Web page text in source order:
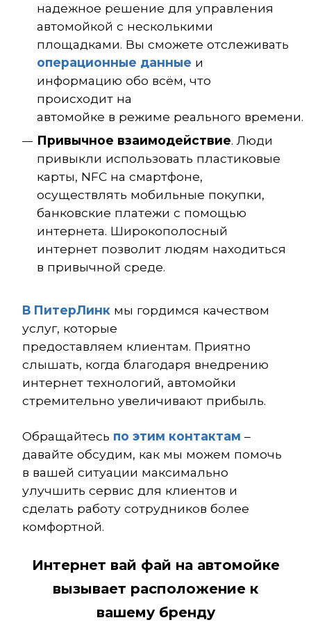
надежное решение для управления
автомойкой с несколькими
площадками. Вы сможете отслеживать
операционные данные и
информацию обо всём, что
происходит на
автомойке в режиме реального времени.
Привычное взаимодействие. Люди
привыкли использовать пластиковые
карты, NFC на смартфоне,
осуществлять мобильные покупки,
банковские платежи с помощью
интернета. Широкополосный
интернет позволит людям находиться
в привычной среде.
В ПитерЛинк мы гордимся качеством
услуг, которые
предоставляем клиентам. Приятно
слышать, когда благодаря внедрению
интернет технологий, автомойки
стремительно увеличивают прибыль.
Обращайтесь по этим контактам –
давайте обсудим, как мы можем помочь
в вашей ситуации максимально
улучшить сервис для клиентов и
сделать работу сотрудников более
комфортной.
Интернет вай фай на автомойке
вызывает расположение к
вашему бренду
клиенты!
об ограничении